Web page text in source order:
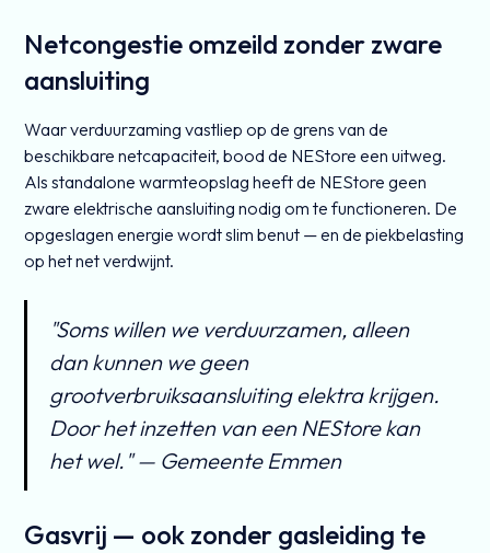
Netcongestie omzeild zonder zware
aansluiting
Waar verduurzaming vastliep op de grens van de
beschikbare netcapaciteit, bood de NEStore een uitweg.
Als standalone warmteopslag heeft de NEStore geen
zware elektrische aansluiting nodig om te functioneren. De
opgeslagen energie wordt slim benut — en de piekbelasting
op het net verdwijnt.
"Soms willen we verduurzamen, alleen
dan kunnen we geen
grootverbruiksaansluiting elektra krijgen.
Door het inzetten van een NEStore kan
het wel." — Gemeente Emmen
Gasvrij — ook zonder gasleiding te